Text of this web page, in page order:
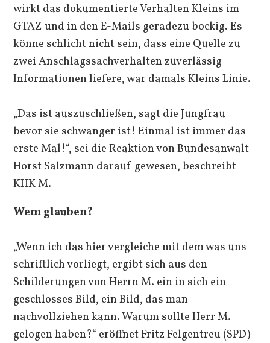
wirkt das dokumentierte Verhalten Kleins im
GTAZ und in den E-Mails geradezu bockig. Es
könne schlicht nicht sein, dass eine Quelle zu
zwei Anschlagssachverhalten zuverlässig
Informationen liefere, war damals Kleins Linie.
„Das ist auszuschließen, sagt die Jungfrau
bevor sie schwanger ist! Einmal ist immer das
erste Mal!“, sei die Reaktion von Bundesanwalt
Horst Salzmann darauf gewesen, beschreibt
KHK M.
Wem glauben?
„Wenn ich das hier vergleiche mit dem was uns
schriftlich vorliegt, ergibt sich aus den
Schilderungen von Herrn M. ein in sich ein
geschlosses Bild, ein Bild, das man
nachvollziehen kann. Warum sollte Herr M.
gelogen haben?“ eröffnet Fritz Felgentreu (SPD)